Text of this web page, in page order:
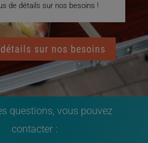
de détails sur nos besoins !
sur nos besoins
questions, vous pouvez
contacter :